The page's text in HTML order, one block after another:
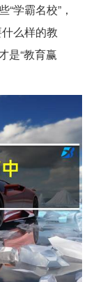
学霸名校”，
么样的教
是“教育赢